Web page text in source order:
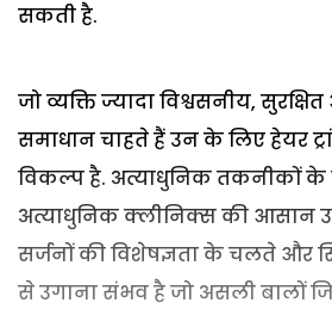
सकती है.
जो व्यक्ति ज्यादा विश्वसनीय, सुरक्षित
समाधान चाहते हैं उन के लिए हेयर
विकल्प है. अत्याधुनिक तकनीकों के
अत्याधुनिक क्लीनिक्स की आसान
सर्जनों की विशेषज्ञता के चलते और
से उगाना संभव है जो असली बालों